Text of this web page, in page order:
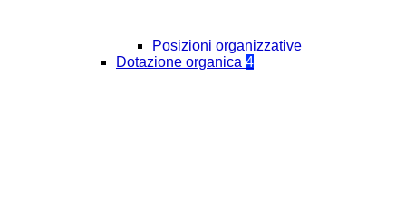
Posizioni organizzative
Dotazione organica 4